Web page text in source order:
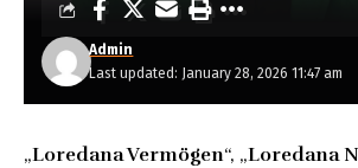
Last updated: January 28, 2026 11:47 am
Admin
„Loredana Vermögen“, „Loredana